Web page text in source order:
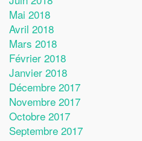
Mai 2018
Avril 2018
Mars 2018
Février 2018
Janvier 2018
Décembre 2017
Novembre 2017
Octobre 2017
Septembre 2017